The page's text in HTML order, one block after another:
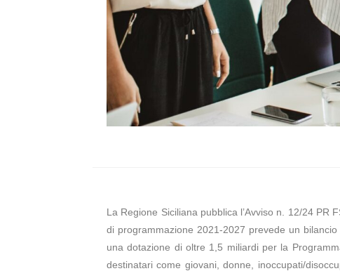
La Regione Siciliana pubblica l’Avviso n. 12/24
di programmazione 2021-2027 prevede un
una dotazione di oltre 1,5 miliardi per la
destinatari come giovani, donne, inoccupati/